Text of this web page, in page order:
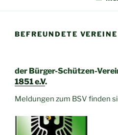
BEFREUNDETE VEREINE
der Bürger-Schützen-
1851 e.V.
Meldungen zum BSV finden